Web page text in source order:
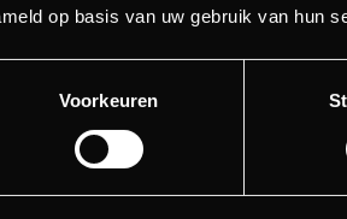
op basis van uw gebruik van hun
Voorkeuren
find the page you were about to